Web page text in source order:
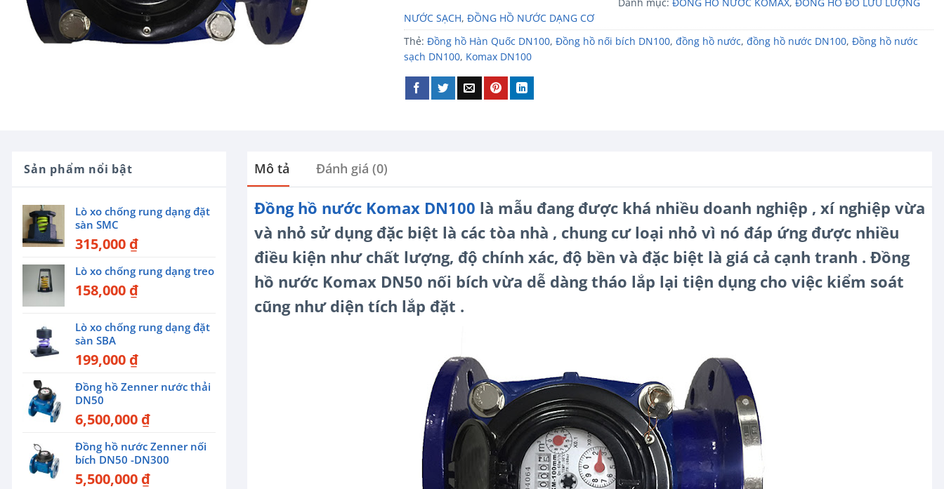
NƯỚC SẠCH, ĐỒNG HỒ NƯỚC DẠNG CƠ
Thẻ: Đồng hồ Hàn Quốc DN100, Đồng hồ nối bích DN100, đồng hồ nước, đồng hồ nước DN100, Đồng hồ nước
sạch DN100, Komax DN100
Sản phẩm nổi bật
Lò xo chống rung dạng đặt
sàn SMC
315,000 ₫
Lò xo chống rung dạng treo
158,000 ₫
Lò xo chống rung dạng đặt
sàn SBA
199,000 ₫
Đồng hồ Zenner nước thải
DN50
6,500,000 ₫
Đồng hồ nước Zenner nối
bích DN50 -DN300
5,500,000 ₫
Mô tả Đánh giá (0)
Đồng hồ nước Komax DN100 là mẫu đang được khá nhiều doanh nghiệp , xí nghiệp vừa
và nhỏ sử dụng đặc biệt là các tòa nhà , chung cư loại nhỏ vì nó đáp ứng được nhiều
điều kiện như chất lượng, độ chính xác, độ bền và đặc biệt là giá cả cạnh tranh . Đồng
hồ nước Komax DN50 nối bích vừa dễ dàng tháo lắp lại tiện dụng cho việc kiểm soát
cũng như diện tích lắp đặt .